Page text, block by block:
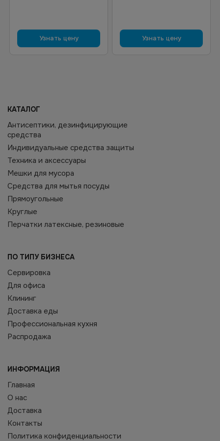
Узнать цену Узнать цену
КАТАЛОГ
Антисептики, дезинфицирующие
средства
Индивидуальные средства защиты
Техника и аксессуары
Мешки для мусора
Средства для мытья посуды
Прямоугольные
Круглые
Перчатки латексные, резиновые
ПО ТИПУ БИЗНЕСА
Сервировка
Для офиса
Клининг
Доставка еды
Профессиональная кухня
Распродажа
ИНФОРМАЦИЯ
Главная
О нас
Доставка
Контакты
Политика конфиденциальности